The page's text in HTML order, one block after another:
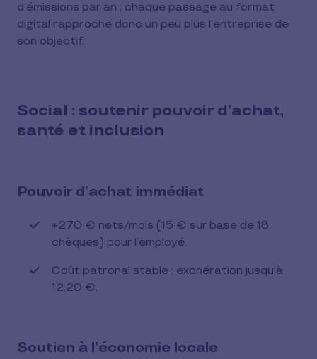
d’émissions par an ; chaque passage au format
digital rapproche donc un peu plus l’entreprise de
son objectif.
Social : soutenir pouvoir d’achat,
santé et inclusion
Pouvoir d’achat immédiat
+270 € nets/mois (15 € sur base de 18
chèques) pour l’employé.
Coût patronal stable : exonération jusqu’à
12,20 €.
Soutien à l’économie locale